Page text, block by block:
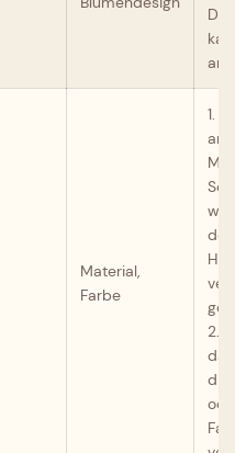
Material,
Farbe
1.
2.
die